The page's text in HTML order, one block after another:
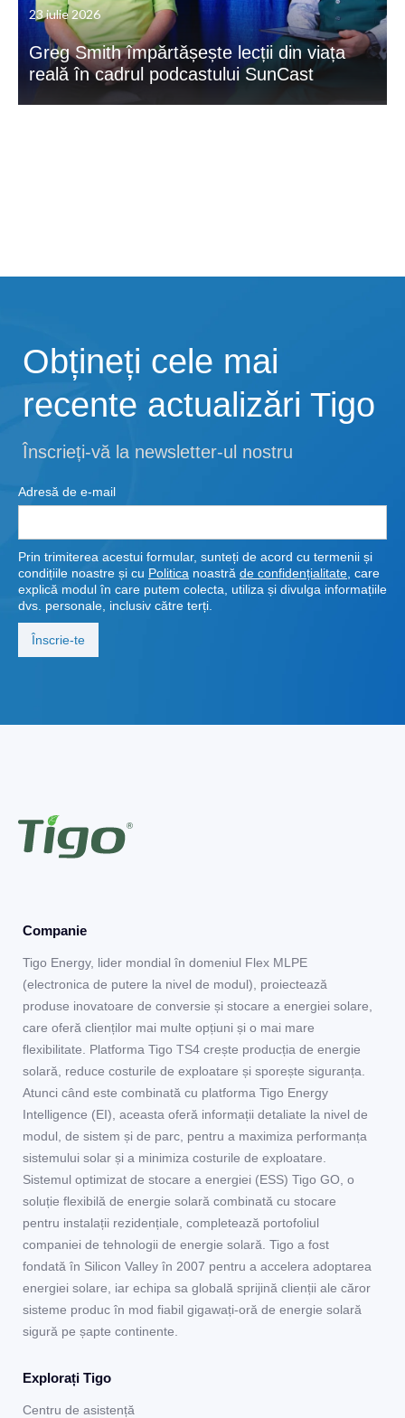
23 iulie 2026
Greg Smith împărtășește lecții din viața
reală în cadrul podcastului SunCast
Obțineți cele mai
recente actualizări Tigo
Înscrieți-vă la newsletter-ul nostru
Adresă de e-mail
Prin trimiterea acestui formular, sunteți de acord cu termenii și
condițiile noastre și cu Politica noastră de confidențialitate , care
explică modul în care putem colecta, utiliza și divulga informațiile
dvs. personale, inclusiv către terți.
Companie
Tigo Energy, lider mondial în domeniul Flex MLPE
(electronica de putere la nivel de modul), proiectează
produse inovatoare de conversie și stocare a energiei solare,
care oferă clienților mai multe opțiuni și o mai mare
flexibilitate. Platforma Tigo TS4 crește producția de energie
solară, reduce costurile de exploatare și sporește siguranța.
Atunci când este combinată cu platforma Tigo Energy
Intelligence (EI), aceasta oferă informații detaliate la nivel de
modul, de sistem și de parc, pentru a maximiza performanța
sistemului solar și a minimiza costurile de exploatare.
Sistemul optimizat de stocare a energiei (ESS) Tigo GO, o
soluție flexibilă de energie solară combinată cu stocare
pentru instalații rezidențiale, completează portofoliul
companiei de tehnologii de energie solară. Tigo a fost
fondată în Silicon Valley în 2007 pentru a accelera adoptarea
energiei solare, iar echipa sa globală sprijină clienții ale căror
sisteme produc în mod fiabil gigawați-oră de energie solară
sigură pe șapte continente.
Explorați Tigo
Centru de asistență